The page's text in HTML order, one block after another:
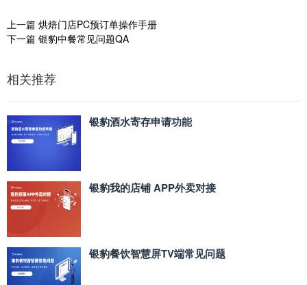
上一篇 烘焙门店PC预订单操作手册
下一篇 银豹中餐常见问题QA
相关推荐
银豹酒水寄存申请功能
银豹我的店铺 APP外卖对接
银豹餐饮智慧屏TV端常见问题